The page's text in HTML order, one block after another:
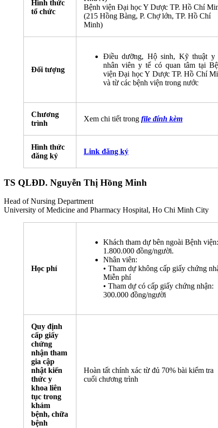
Hình thức
tổ chức
Bệnh viện Đại học Y Dược TP. Hồ Chí
(215 Hồng Bàng, P. Chợ lớn, TP. Hồ Chí
Minh)
Đối tượng
Điều dưỡng, Hộ sinh, Kỹ thuật y
nhân viên y tế có quan tâm tại
viện Đại học Y Dược TP. Hồ Chí
và từ các bệnh viện trong nước
Chương
trình
Xem chi tiết trong file đính kèm
Hình thức
đăng ký
Link đăng ký
TS QLĐD. Nguyễn Thị Hồng Minh
Head of Nursing Department
University of Medicine and Pharmacy Hospital, Ho Chi Minh City
Học phí
Khách tham dự bên ngoài Bệnh viện:
1.800.000 đồng/người.
Nhân viên:
• Tham dự không cấp giấy chứng
Miễn phí
• Tham dự có cấp giấy chứng nhận:
300.000 đồng/người
Quy định
cấp giấy
chứng
nhận tham
gia cập
nhật kiến
thức y
khoa liên
tục trong
khám
bệnh, chữa
bệnh
Hoàn tất chính xác từ đủ 70% bài kiểm tra
cuối chương trình